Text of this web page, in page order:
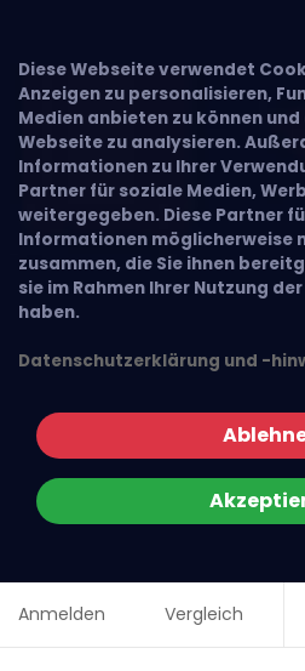
Diese Webseite verwendet
Anzeigen zu personalisieren,
Medien anbieten zu können
Webseite zu analysieren.
Informationen zu Ihrer
Partner für soziale Medien,
weitergegeben. Diese Partner
Informationen möglicherweise
zusammen, die Sie ihnen
sie im Rahmen Ihrer Nutzung
haben.
Datenschutzerklärung und -
Anmelden Vergleich